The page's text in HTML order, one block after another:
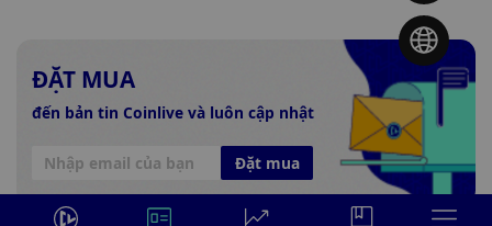
ĐẶT MUA
đến bản tin Coinlive và luôn cập nhật
Đặt mua